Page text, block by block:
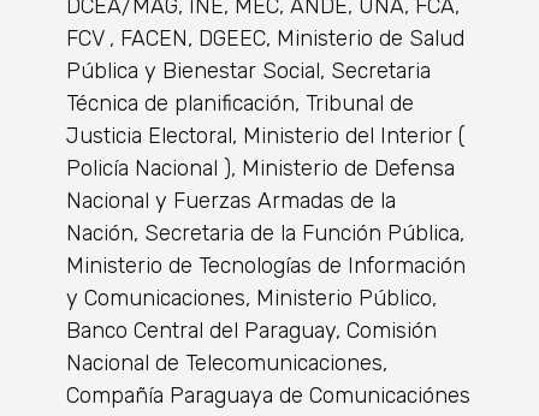
DCEA/MAG, INE, MEC, ANDE, UNA, FCA,
FCV , FACEN, DGEEC, Ministerio de Salud
Pública y Bienestar Social, Secretaria
Técnica de planificación, Tribunal de
Justicia Electoral, Ministerio del Interior (
Policía Nacional ), Ministerio de Defensa
Nacional y Fuerzas Armadas de la
Nación, Secretaria de la Función Pública,
Ministerio de Tecnologías de Información
y Comunicaciones, Ministerio Público,
Banco Central del Paraguay, Comisión
Nacional de Telecomunicaciones,
Compañía Paraguaya de Comunicaciónes